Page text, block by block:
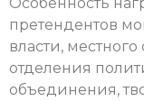
претендентов
власти,
отделения
объединения,